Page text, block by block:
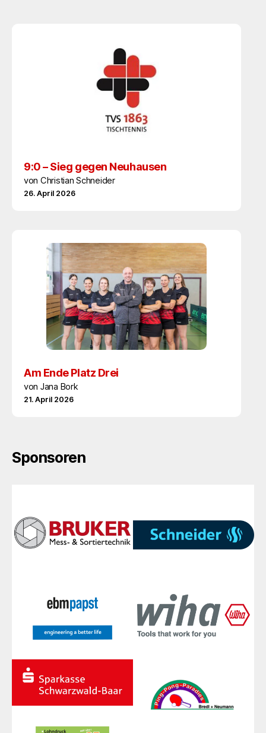
9:0 – Sieg gegen Neuhausen
von Christian Schneider
26. April 2026
Am Ende Platz Drei
von Jana Bork
21. April 2026
Sponsoren